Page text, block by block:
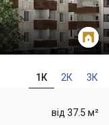
1К 2К 3К
від 37.5 м²